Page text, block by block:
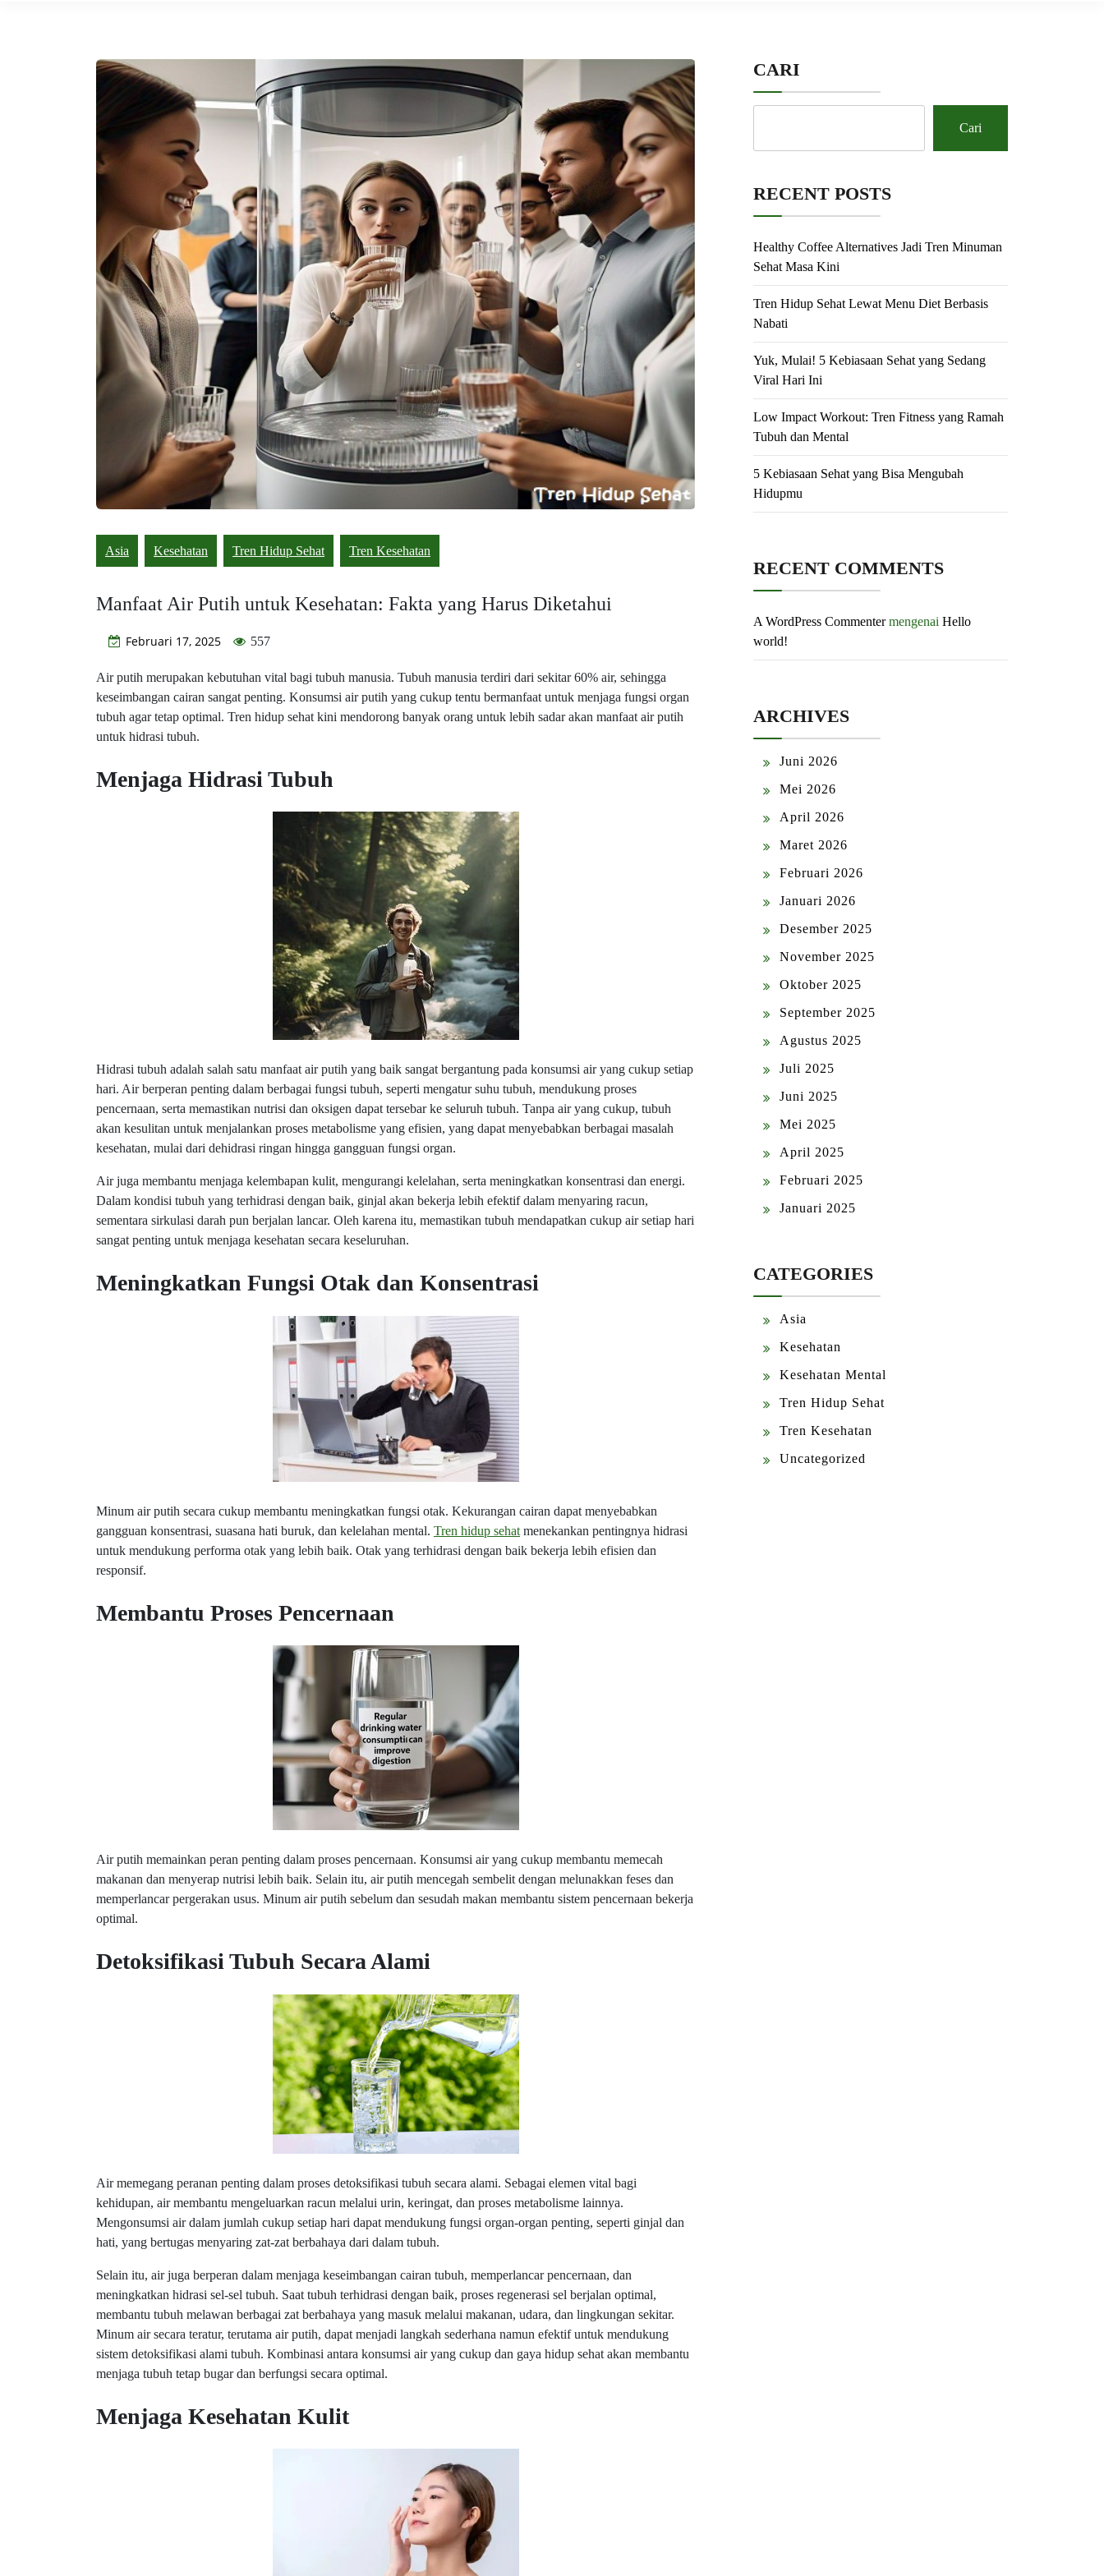
Asia Kesehatan Tren Hidup Sehat Tren Kesehatan
Manfaat Air Putih untuk Kesehatan: Fakta yang Harus Diketahui
Februari 17, 2025 557
Air putih merupakan kebutuhan vital bagi tubuh manusia. Tubuh manusia terdiri dari sekitar 60% air, sehingga
keseimbangan cairan sangat penting. Konsumsi air putih yang cukup tentu bermanfaat untuk menjaga fungsi organ
tubuh agar tetap optimal. Tren hidup sehat kini mendorong banyak orang untuk lebih sadar akan manfaat air putih
untuk hidrasi tubuh.
Menjaga Hidrasi Tubuh
Hidrasi tubuh adalah salah satu manfaat air putih yang baik sangat bergantung pada konsumsi air yang cukup setiap
hari. Air berperan penting dalam berbagai fungsi tubuh, seperti mengatur suhu tubuh, mendukung proses
pencernaan, serta memastikan nutrisi dan oksigen dapat tersebar ke seluruh tubuh. Tanpa air yang cukup, tubuh
akan kesulitan untuk menjalankan proses metabolisme yang efisien, yang dapat menyebabkan berbagai masalah
kesehatan, mulai dari dehidrasi ringan hingga gangguan fungsi organ.
Air juga membantu menjaga kelembapan kulit, mengurangi kelelahan, serta meningkatkan konsentrasi dan energi.
Dalam kondisi tubuh yang terhidrasi dengan baik, ginjal akan bekerja lebih efektif dalam menyaring racun,
sementara sirkulasi darah pun berjalan lancar. Oleh karena itu, memastikan tubuh mendapatkan cukup air setiap hari
sangat penting untuk menjaga kesehatan secara keseluruhan.
Meningkatkan Fungsi Otak dan Konsentrasi
Minum air putih secara cukup membantu meningkatkan fungsi otak. Kekurangan cairan dapat menyebabkan
gangguan konsentrasi, suasana hati buruk, dan kelelahan mental. Tren hidup sehat menekankan pentingnya hidrasi
untuk mendukung performa otak yang lebih baik. Otak yang terhidrasi dengan baik bekerja lebih efisien dan
responsif.
Membantu Proses Pencernaan
Air putih memainkan peran penting dalam proses pencernaan. Konsumsi air yang cukup membantu memecah
makanan dan menyerap nutrisi lebih baik. Selain itu, air putih mencegah sembelit dengan melunakkan feses dan
memperlancar pergerakan usus. Minum air putih sebelum dan sesudah makan membantu sistem pencernaan bekerja
optimal.
Detoksifikasi Tubuh Secara Alami
Air memegang peranan penting dalam proses detoksifikasi tubuh secara alami. Sebagai elemen vital bagi
kehidupan, air membantu mengeluarkan racun melalui urin, keringat, dan proses metabolisme lainnya.
Mengonsumsi air dalam jumlah cukup setiap hari dapat mendukung fungsi organ-organ penting, seperti ginjal dan
hati, yang bertugas menyaring zat-zat berbahaya dari dalam tubuh.
Selain itu, air juga berperan dalam menjaga keseimbangan cairan tubuh, memperlancar pencernaan, dan
meningkatkan hidrasi sel-sel tubuh. Saat tubuh terhidrasi dengan baik, proses regenerasi sel berjalan optimal,
membantu tubuh melawan berbagai zat berbahaya yang masuk melalui makanan, udara, dan lingkungan sekitar.
Minum air secara teratur, terutama air putih, dapat menjadi langkah sederhana namun efektif untuk mendukung
sistem detoksifikasi alami tubuh. Kombinasi antara konsumsi air yang cukup dan gaya hidup sehat akan membantu
menjaga tubuh tetap bugar dan berfungsi secara optimal.
Menjaga Kesehatan Kulit
CARI
Cari
RECENT POSTS
Healthy Coffee Alternatives Jadi Tren Minuman
Sehat Masa Kini
Tren Hidup Sehat Lewat Menu Diet Berbasis
Nabati
Yuk, Mulai! 5 Kebiasaan Sehat yang Sedang
Viral Hari Ini
Low Impact Workout: Tren Fitness yang Ramah
Tubuh dan Mental
5 Kebiasaan Sehat yang Bisa Mengubah
Hidupmu
RECENT COMMENTS
A WordPress Commentermengenai Hello
world!
ARCHIVES
Juni 2026
Mei 2026
April 2026
Maret 2026
Februari 2026
Januari 2026
Desember 2025
November 2025
Oktober 2025
September 2025
Agustus 2025
Juli 2025
Juni 2025
Mei 2025
April 2025
Februari 2025
Januari 2025
CATEGORIES
Asia
Kesehatan
Kesehatan Mental
Tren Hidup Sehat
Tren Kesehatan
Uncategorized